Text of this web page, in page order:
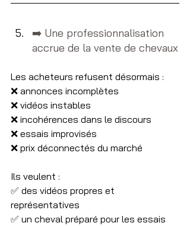
➡️​ Une professionnalisation
accrue de la vente de chevaux
Les acheteurs refusent désormais :
❌ annonces incomplètes
❌ vidéos instables
❌ incohérences dans le discours
❌ essais improvisés
❌ prix déconnectés du marché
Ils veulent :
✅ des vidéos propres et
représentatives
✅ un cheval préparé pour les essais